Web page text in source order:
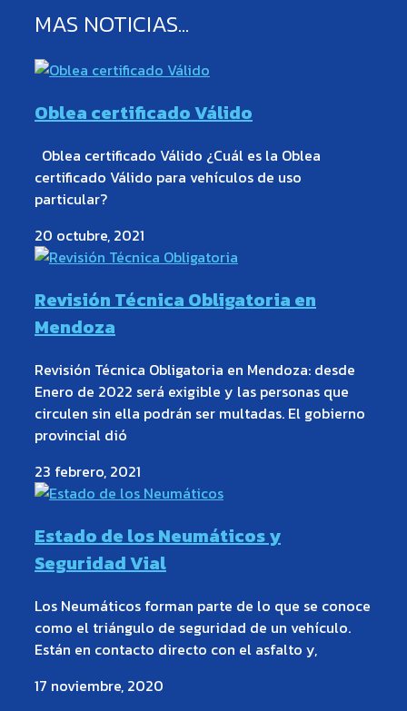
MAS NOTICIAS...
Oblea certificado Válido
Oblea certificado Válido ¿Cuál es la Oblea
certificado Válido para vehículos de uso
particular?
20 octubre, 2021
Revisión Técnica Obligatoria en
Mendoza
Revisión Técnica Obligatoria en Mendoza: desde
Enero de 2022 será exigible y las personas que
circulen sin ella podrán ser multadas. El gobierno
provincial dió
23 febrero, 2021
Estado de los Neumáticos y
Seguridad Vial
Los Neumáticos forman parte de lo que se conoce
como el triángulo de seguridad de un vehículo.
Están en contacto directo con el asfalto y,
17 noviembre, 2020